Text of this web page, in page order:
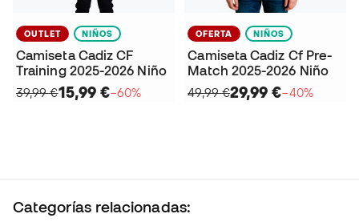
OUTLET NIÑOS
Camiseta Cadiz CF
Training 2025-2026 Niño
39,99 €15,99 €−60%
OFERTA NIÑOS
Camiseta Cadiz Cf Pre-
Match 2025-2026 Niño
49,99 €29,99 €−40%
Categorías relacionadas: